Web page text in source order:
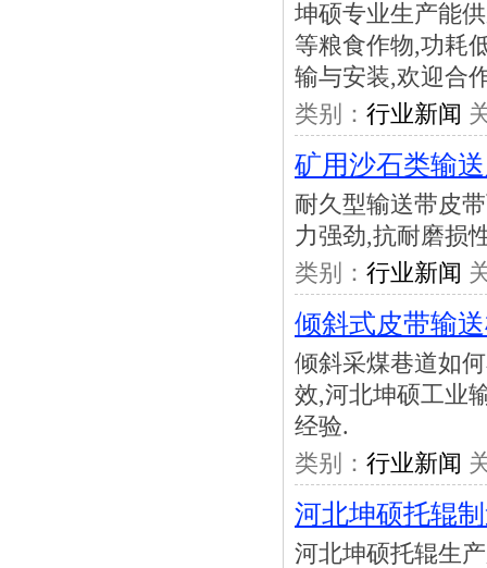
坤硕专业生产能
等粮食作物,功耗
输与安装,欢迎合
类别： 行业新闻
矿用沙石类输
耐久型输送带皮
力强劲,抗耐磨损
类别： 行业新闻
倾斜式皮带输
倾斜采煤巷道如
效,河北坤硕工业
经验.
类别： 行业新闻
河北坤硕托辊
河北坤硕托辊生